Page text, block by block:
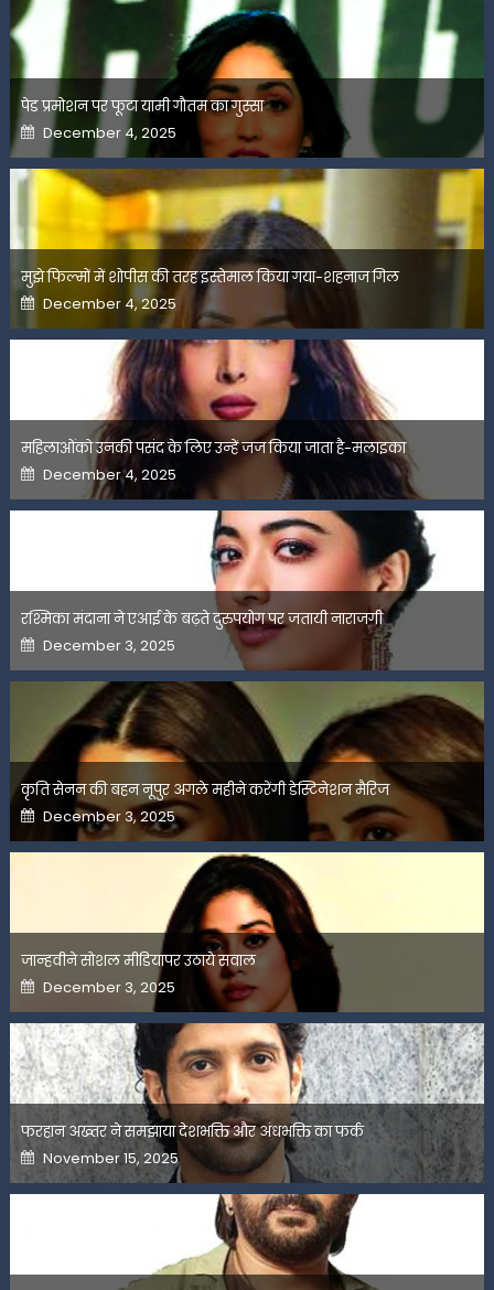
पेड प्रमोशन पर फूटा यामी गौतम का गुस्सा
Posted
on
December 4, 2025
मुझे फिल्मों में शोपीस की तरह इस्तेमाल किया गया-शहनाज गिल
Posted
on
December 4, 2025
महिलाओंको उनकी पसंद के लिए उन्हें जज किया जाता है-मलाइका
Posted
on
December 4, 2025
रश्मिका मंदाना ने एआई के बढ़ते दुरुपयोग पर जतायी नाराजगी
Posted
on
December 3, 2025
कृति सेनन की बहन नूपुर अगले महीने करेंगी डेस्टिनेशन मैरिज
Posted
on
December 3, 2025
जान्हवीने सोशल मीडियापर उठाये सवाल
Posted
on
December 3, 2025
फरहान अख्तर ने समझाया देशभक्ति और अंधभक्ति का फर्क
Posted
on
November 15, 2025